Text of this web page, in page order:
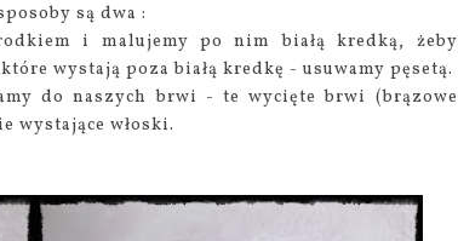
są dwa :
i malujemy po nim białą kredką, żeby
wystają poza białą kredkę - usuwamy pęsetą.
do naszych brwi - te wycięte brwi (brązowe
wystające włoski.